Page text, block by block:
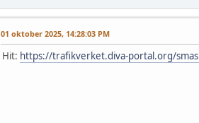
01 oktober 2025, 14:28:03 PM
Hit: https://trafikverket.diva-portal.org/